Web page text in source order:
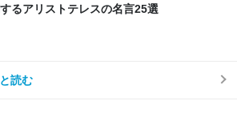
るアリストテレスの名言25選
読む